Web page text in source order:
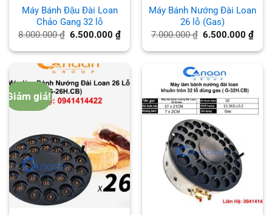
Máy Bánh Đậu Đài Loan
Chảo Gang 32 lỗ
8.000.000₫ Giá
là:
6.500.000₫Giá
tại
6.500.000 ₫.
Máy Bánh Nướng Đài Loan
26 lỗ (Gas)
7.000.000₫ Giá
là:
6.500.000₫Giá
tại
Giảm giá!